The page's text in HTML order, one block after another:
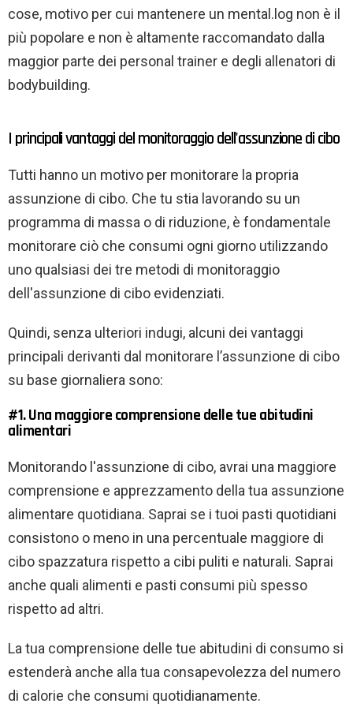
cose, motivo per cui mantenere un mental.log non è il
più popolare e non è altamente raccomandato dalla
maggior parte dei personal trainer e degli allenatori di
bodybuilding.
I principali vantaggi del monitoraggio dell'assunzione di cibo
Tutti hanno un motivo per monitorare la propria
assunzione di cibo. Che tu stia lavorando su un
programma di massa o di riduzione, è fondamentale
monitorare ciò che consumi ogni giorno utilizzando
uno qualsiasi dei tre metodi di monitoraggio
dell'assunzione di cibo evidenziati.
Quindi, senza ulteriori indugi, alcuni dei vantaggi
principali derivanti dal monitorare l’assunzione di cibo
su base giornaliera sono:
#1. Una maggiore comprensione delle tue abitudini
alimentari
Monitorando l'assunzione di cibo, avrai una maggiore
comprensione e apprezzamento della tua assunzione
alimentare quotidiana. Saprai se i tuoi pasti quotidiani
consistono o meno in una percentuale maggiore di
cibo spazzatura rispetto a cibi puliti e naturali. Saprai
anche quali alimenti e pasti consumi più spesso
rispetto ad altri.
La tua comprensione delle tue abitudini di consumo si
estenderà anche alla tua consapevolezza del numero
di calorie che consumi quotidianamente.